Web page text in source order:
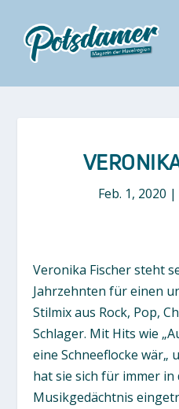
Feb. 1, 2020 |
Veronika Fischer steht
Jahrzehnten für einen
Stilmix aus Rock, Pop,
Schlager. Mit Hits wie
eine Schneeflocke wär„
hat sie sich für immer in
Musikgedächtnis